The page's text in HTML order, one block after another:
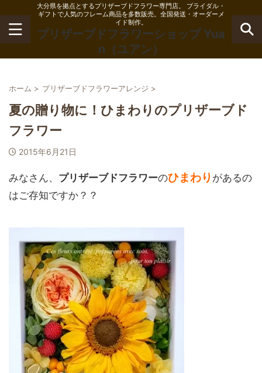
大分県を拠点とするプリザーブドフラワー専門店。 ブライダル・
ギフトで人気のフレーム商品を多数販売。全国発送・オーダーメ
イド制作。
プリザーブドフラワーショップ Yua
n（ユアン）
ホーム > プリザーブドフラワーアレンジ >
夏の贈り物に！ひまわりのプリザーブド
フラワー
2015年6月21日
みなさん、 プリザーブドフラワーのひまわり があるの
はご存知ですか？？